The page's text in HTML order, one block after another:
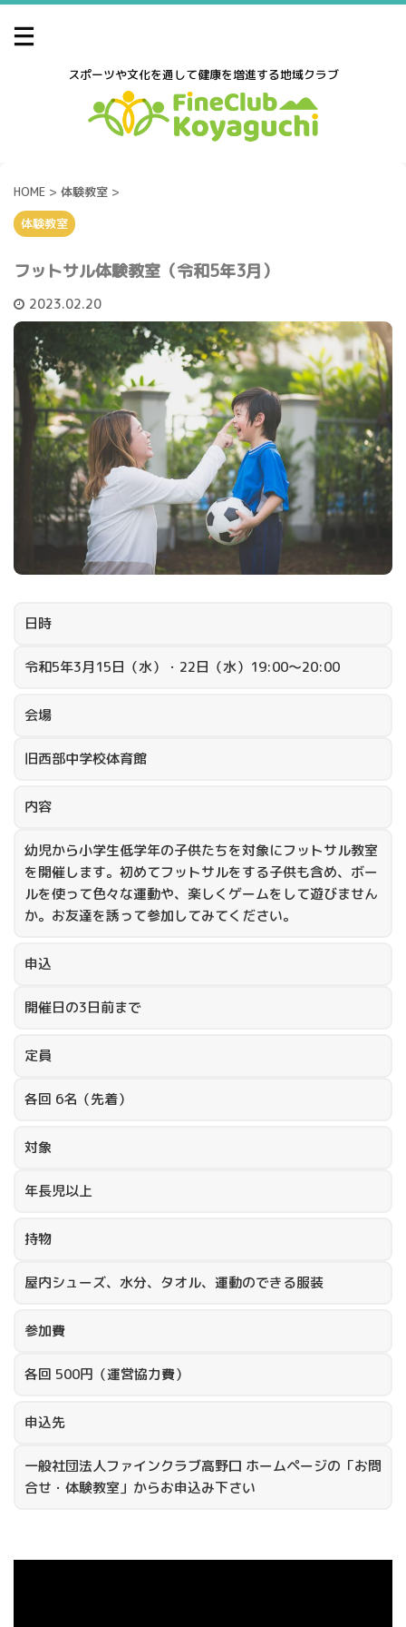
スポーツや文化を通して健康を増進する地域クラブ
HOME > 体験教室 >
体験教室
フットサル体験教室（令和5年3月）
2023.02.20
日時
令和5年3月15日（水）・22日（水）19:00～20:00
会場
旧西部中学校体育館
内容
幼児から小学生低学年の子供たちを対象にフットサル教室
を開催します。初めてフットサルをする子供も含め、ボー
ルを使って色々な運動や、楽しくゲームをして遊びません
か。お友達を誘って参加してみてください。
申込
開催日の3日前まで
定員
各回 6名（先着）
対象
年長児以上
持物
屋内シューズ、水分、タオル、運動のできる服装
参加費
各回 500円（運営協力費）
申込先
一般社団法人ファインクラブ高野口 ホームページの「お問
合せ・体験教室」からお申込み下さい